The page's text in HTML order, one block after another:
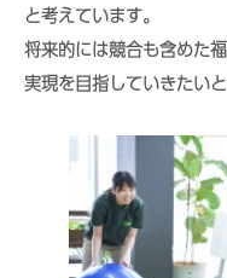
と考えています。
将来的には競合も含めた
実現を目指していきたい